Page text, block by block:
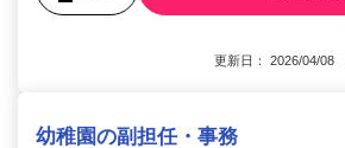
更新日： 2026/04/
幼稚園の副担任・事務